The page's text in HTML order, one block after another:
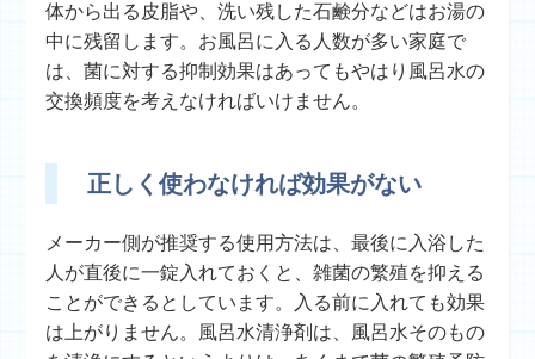
体から出る皮脂や、洗い残した石鹸分などはお湯の
中に残留します。お風呂に入る人数が多い家庭で
は、菌に対する抑制効果はあってもやはり風呂水の
交換頻度を考えなければいけません。
正しく使わなければ効果がない
メーカー側が推奨する使用方法は、最後に入浴した
人が直後に一錠入れておくと、雑菌の繁殖を抑える
ことができるとしています。入る前に入れても効果
は上がりません。風呂水清浄剤は、風呂水そのもの